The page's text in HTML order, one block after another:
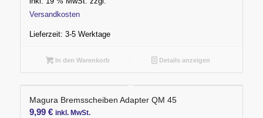
Versandkosten
Lieferzeit: 3-5 Werktage
In den Warenkorb Details anzeigen
Magura Bremsscheiben Adapter QM 45
9,99 € inkl. MwSt.